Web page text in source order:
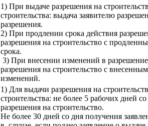
1) При выдаче разрешения на
строительства: выдача заявителю
разрешения.
2) При продлении срока действия
разрешения на строительство с
срока.
3) При внесении изменений в
разрешения на строительство с
изменений.
1) Для выдачи разрешения на
строительства: не более 5 рабочих дней
разрешения на строительство.
Не более 30 дней со дня получения